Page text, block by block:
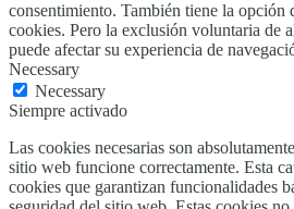
consentimiento. También tiene la opción
cookies. Pero la exclusión voluntaria de
puede afectar su experiencia de
Necessary
Necessary
Siempre activado
Las cookies necesarias son
sitio web funcione correctamente. Esta
cookies que garantizan funcionalidades